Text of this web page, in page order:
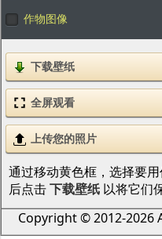
作物图像
下载壁纸
全屏观看
上传您的照片
通过移动黄色框，选择要
后点击下载壁纸以将它们
Copyright © 2012-